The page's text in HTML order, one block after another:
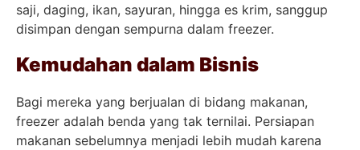
saji, daging, ikan, sayuran, hingga es krim, sanggup
disimpan dengan sempurna dalam freezer.
Kemudahan dalam Bisnis
Bagi mereka yang berjualan di bidang makanan,
freezer adalah benda yang tak ternilai. Persiapan
makanan sebelumnya menjadi lebih mudah karena